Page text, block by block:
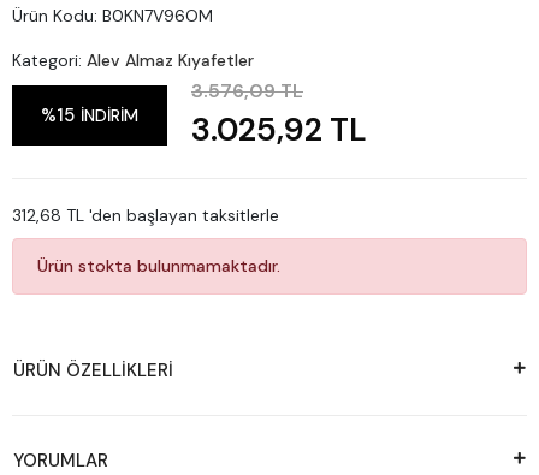
Ürün Kodu: B0KN7V96OM
Kategori: Alev Almaz Kıyafetler
%15 İNDİRİM
3.576,09 TL
3.025,92 TL
312,68 TL 'den başlayan taksitlerle
Ürün stokta bulunmamaktadır.
ÜRÜN ÖZELLİKLERİ
YORUMLAR